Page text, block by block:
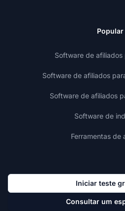
Popular
Software de
Software de afiliados
Software de afiliados
Software de
Ferramentas de
Iniciar teste
Consultar um